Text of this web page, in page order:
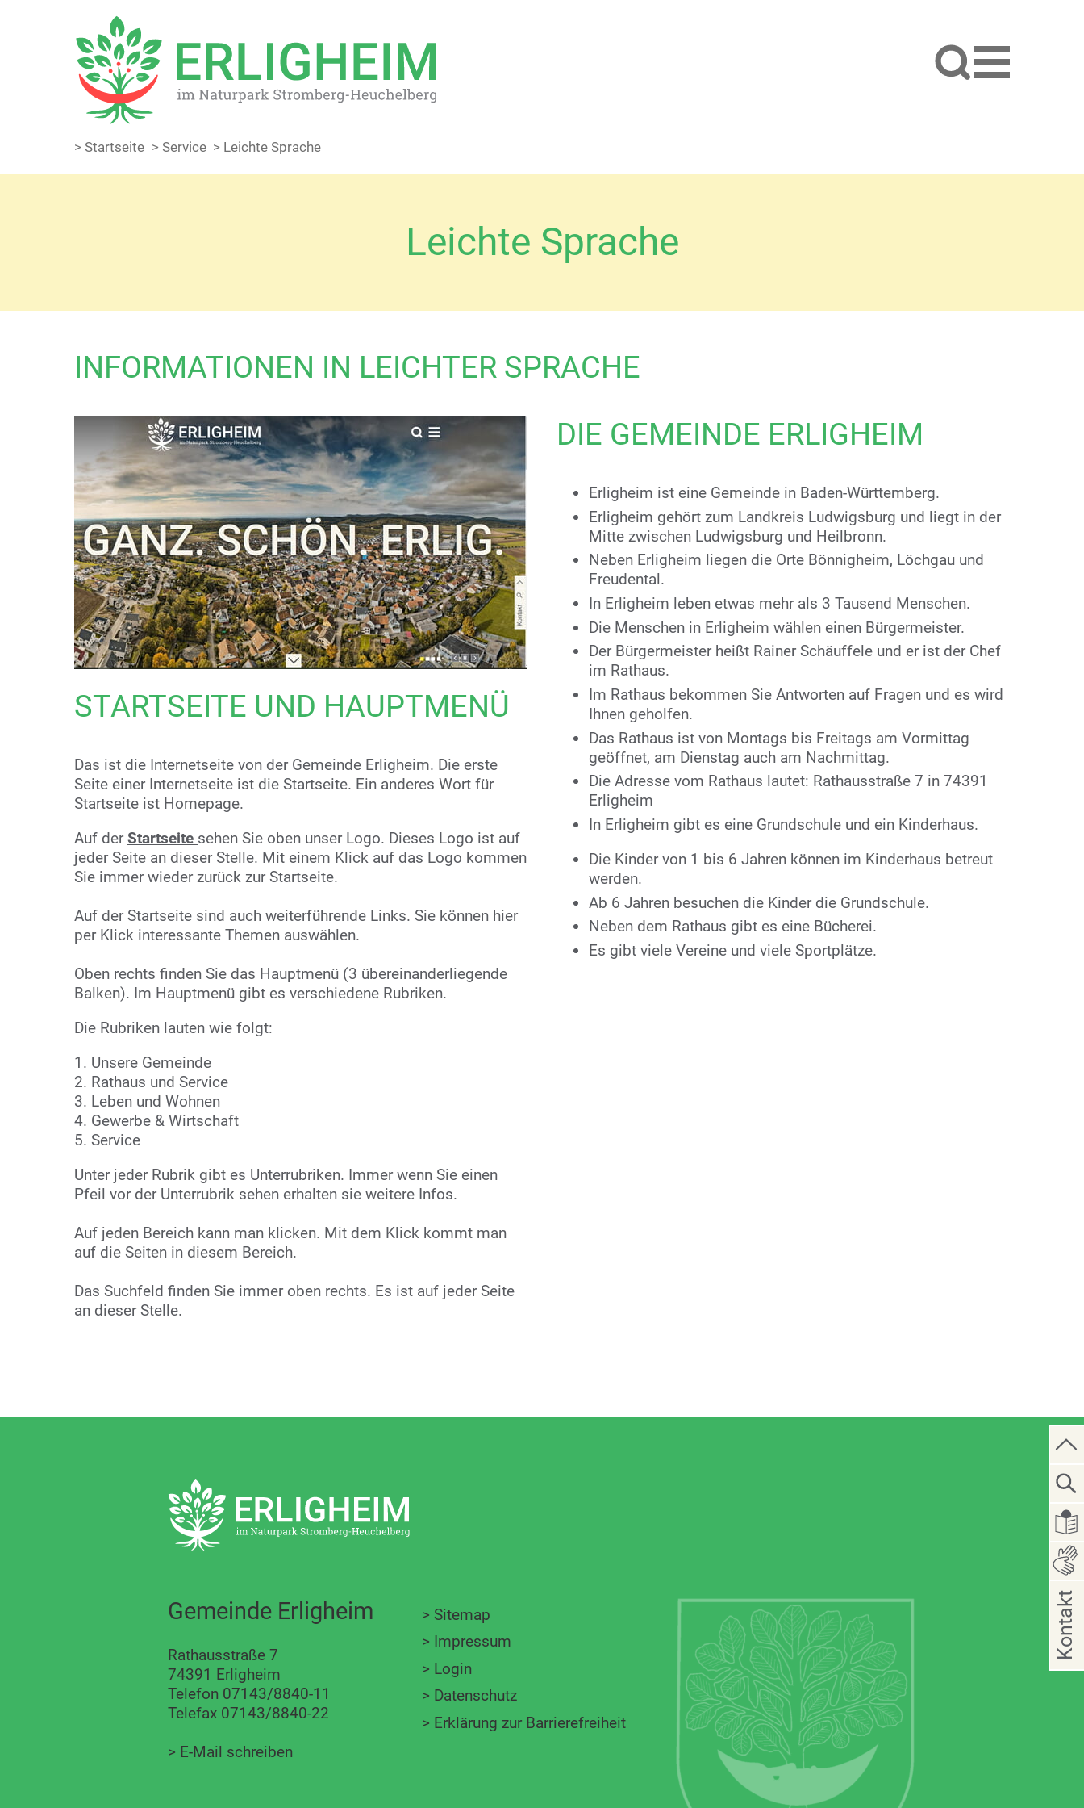
> Startseite > Service > Leichte Sprache
Leichte Sprache
INFORMATIONEN IN LEICHTER SPRACHE
STARTSEITE UND HAUPTMENÜ
Das ist die Internetseite von der Gemeinde Erligheim. Die erste
Seite einer Internetseite ist die Startseite. Ein anderes Wort für
Startseite ist Homepage.
Auf der Startseite sehen Sie oben unser Logo. Dieses Logo ist auf
jeder Seite an dieser Stelle. Mit einem Klick auf das Logo kommen
Sie immer wieder zurück zur Startseite.
Auf der Startseite sind auch weiterführende Links. Sie können hier
per Klick interessante Themen auswählen.
Oben rechts finden Sie das Hauptmenü (3 übereinanderliegende
Balken). Im Hauptmenü gibt es verschiedene Rubriken.
Die Rubriken lauten wie folgt:
1. Unsere Gemeinde
2. Rathaus und Service
3. Leben und Wohnen
4. Gewerbe & Wirtschaft
5. Service
Unter jeder Rubrik gibt es Unterrubriken. Immer wenn Sie einen
Pfeil vor der Unterrubrik sehen erhalten sie weitere Infos.
Auf jeden Bereich kann man klicken. Mit dem Klick kommt man
auf die Seiten in diesem Bereich.
Das Suchfeld finden Sie immer oben rechts. Es ist auf jeder Seite
an dieser Stelle.
DIE GEMEINDE ERLIGHEIM
Erligheim ist eine Gemeinde in Baden-Württemberg.
Erligheim gehört zum Landkreis Ludwigsburg und liegt in der
Mitte zwischen Ludwigsburg und Heilbronn.
Neben Erligheim liegen die Orte Bönnigheim, Löchgau und
Freudental.
In Erligheim leben etwas mehr als 3 Tausend Menschen.
Die Menschen in Erligheim wählen einen Bürgermeister.
Der Bürgermeister heißt Rainer Schäuffele und er ist der Chef
im Rathaus.
Im Rathaus bekommen Sie Antworten auf Fragen und es wird
Ihnen geholfen.
Das Rathaus ist von Montags bis Freitags am Vormittag
geöffnet, am Dienstag auch am Nachmittag.
Die Adresse vom Rathaus lautet: Rathausstraße 7 in 74391
Erligheim
In Erligheim gibt es eine Grundschule und ein Kinderhaus.
Die Kinder von 1 bis 6 Jahren können im Kinderhaus betreut
werden.
Ab 6 Jahren besuchen die Kinder die Grundschule.
Neben dem Rathaus gibt es eine Bücherei.
Es gibt viele Vereine und viele Sportplätze.
Gemeinde Erligheim
Rathausstraße 7
74391 Erligheim
Telefon 07143/8840-11
Telefax 07143/8840-22
> E-Mail schreiben
> Sitemap
> Impressum
> Login
> Datenschutz
> Erklärung zur Barrierefreiheit
Kontakt